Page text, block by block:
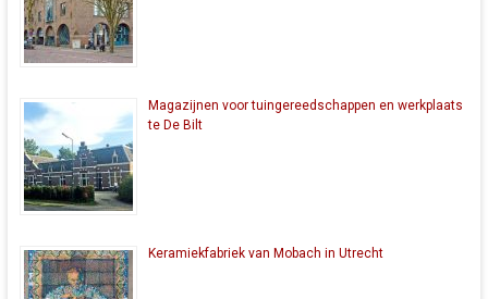
Magazijnen voor tuingereedschappen en werkplaats
te De Bilt
Keramiekfabriek van Mobach in Utrecht